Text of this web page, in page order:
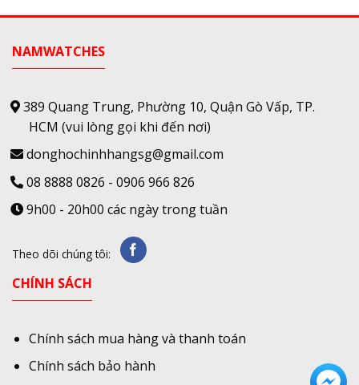
NAMWATCHES
389 Quang Trung, Phường 10, Quận Gò Vấp, TP.
HCM (vui lòng gọi khi đến nơi)
donghochinhhangsg@gmail.com
08 8888 0826 - 0906 966 826
9h00 - 20h00 các ngày trong tuần
Theo dõi chúng tôi:
CHÍNH SÁCH
Chính sách mua hàng và thanh toán
Chính sách bảo hành